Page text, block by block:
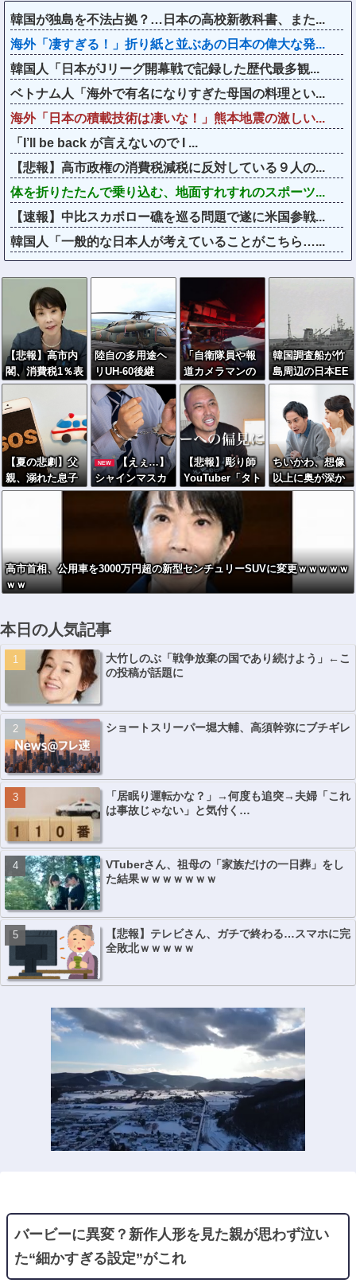
韓国が独島を不法占拠？…日本の高校新教科書、また...
海外「凄すぎる！」折り紙と並ぶあの日本の偉大な発...
韓国人「日本がJリーグ開幕戦で記録した歴代最多観...
ベトナム人「海外で有名になりすぎた母国の料理とい...
海外「日本の積載技術は凄いな！」熊本地震の激しい...
「I’ll be back が言えないので I ...
【悲報】高市政権の消費税減税に反対している９人の...
体を折りたたんで乗り込む、地面すれすれのスポーツ...
【速報】中比スカボロー礁を巡る問題で遂に米国参戦...
韓国人「一般的な日本人が考えていることがこちら…...
【悲報】高市内
閣、消費税1％表
明でも支持率下
落 →ついに６割
陸自の多用途ヘ
リUH-60後継
は、三菱・シコ
ルスキー共同開
発に？！
「自衛隊員や報
道カメラマンの
フリをして泥棒
を…」500万円
分の預金通帳を
盗まれた高齢女
性が明かす被
害！
韓国調査船が竹
島周辺の日本EE
Z内で調査か、
ワイヤのような
もの海中に投
入…外務省が抗
議！
【夏の悲劇】父
親、溺れた息子
を救おうとしてﾀ
NEW
【えぇ…】
シャインマスカ
ット約200房を
盗んだ男の自宅
を調べた結果ｗ
ｗｗｗｗｗｗｗ
【悲報】彫り師
YouTuber「タト
ゥー入れてる奴
は全員バカで
す。すごい民度
低い」
ちいかわ、想像
以上に奥が深か
ったｗｗｗ「喋
高市首相、公用車を3000万円超の新型センチュリーSUVに変更ｗｗｗｗｗ
ｗｗ
本日の人気記事
大竹しのぶ「戦争放棄の国であり続けよう」←こ
の投稿が話題に
ショートスリーパー堀大輔、高須幹弥にブチギレ
「居眠り運転かな？」→何度も追突→夫婦「これ
は事故じゃない」と気付く…
VTuberさん、祖母の「家族だけの一日葬」をし
た結果ｗｗｗｗｗｗｗ
【悲報】テレビさん、ガチで終わる…スマホに完
全敗北ｗｗｗｗｗ
バービーに異変？新作人形を見た親が思わず泣い
た“細かすぎる設定”がこれ